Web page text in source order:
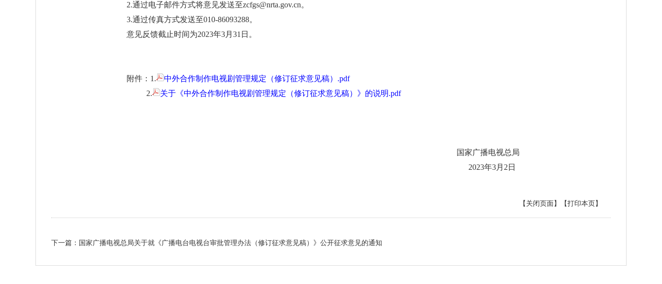
2.通过电子邮件方式将意见发送至zcfgs@nrta.gov.cn。
3.通过传真方式发送至010-86093288。
意见反馈截止时间为2023年3月31日。
附件：1.
中外合作制作电视剧管理规定（修订征求意见稿）.pdf
2.
关于《中外合作制作电视剧管理规定（修订征求意见稿）》的说明.pdf
国家广播电视总局
2023年3月2日
【打印本页】
【关闭页面】
下一篇：国家广播电视总局关于就《广播电台电视台审批管理办法（修订征求意见稿）》公开征求意见的通知